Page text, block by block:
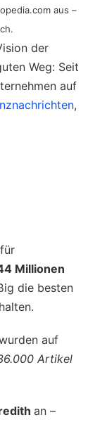
aus –
der
Weg: Seit
auf
,
für
Millionen
die besten
auf
Artikel
an –